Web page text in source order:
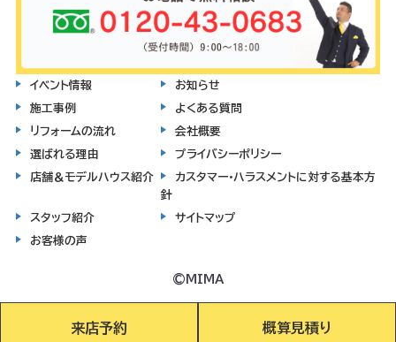
イベント情報
施工事例
リフォームの流れ
選ばれる理由
店舗＆モデルハウス紹介
スタッフ紹介
お客様の声
お知らせ
よくある質問
会社概要
プライバシーポリシー
カスタマー・ハラスメントに対する基本方
針
サイトマップ
©MIMA
来店予約 概算見積り